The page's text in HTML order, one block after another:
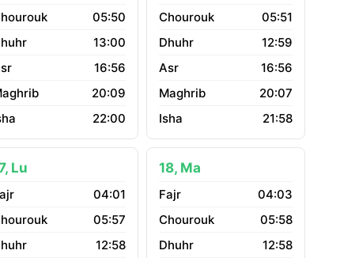
05:50
13:00
16:56
20:09
22:00
05:51
12:59
16:56
20:07
21:58
Lu
04:01
05:57
12:58
18, Ma
04:03
05:58
12:58